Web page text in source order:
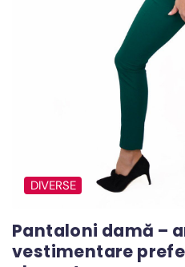
DIVERSE
Pantaloni damă –
vestimentare